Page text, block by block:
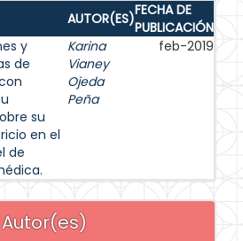
AUTOR(ES)FECHA DE
PUBLICACIÓN
y
de
su
en el
de
Karina
Vianey
Ojeda
Peña
feb-2019
Autor(es)